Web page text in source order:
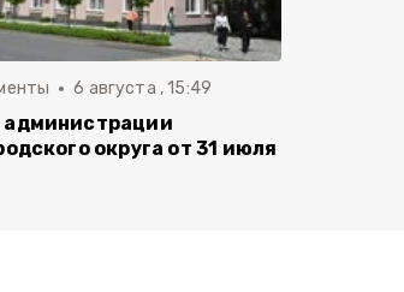
6 августа , 15:49
администрации
округа от 31 июля